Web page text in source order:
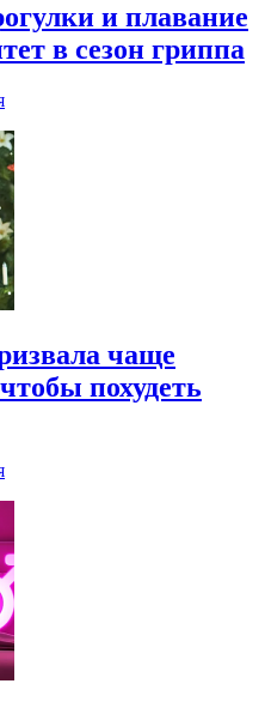
и плавание
в сезон гриппа
чаще
похудеть